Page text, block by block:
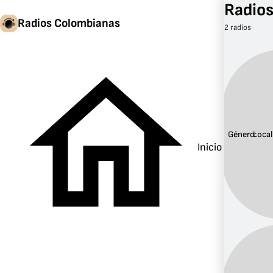
Radios Colombianas
Inicio
2 radios
Género:Local